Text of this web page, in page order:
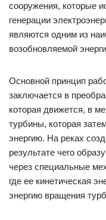
сооружения, которые
генерации
являются одним из
возобновляемой
Основной принцип
заключается в
которая движется, в
турбины, которая
энергию. На реках
результате чего
через специальные
где ее кинетическая
энергию вращения